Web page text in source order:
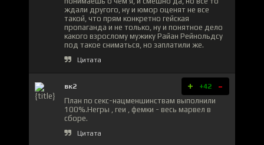
ждали другого, ну и юмор оценят не все
такой, что прям конкретно гейская
пропаганда и не только, ну и понятное дело
какого взрослому мужику Райан Рейнольдсу
под такое сниматься, но заплатили же.
Цитата
вк2 + +42 -
План по секс-нацменшинствам выполнили
100%.Негры , геи , фемки - весь марвел в
сборе.
Цитата